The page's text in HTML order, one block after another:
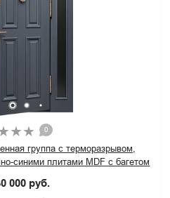
0
группа с терморазрывом,
синими плитами MDF с багетом
000 руб.